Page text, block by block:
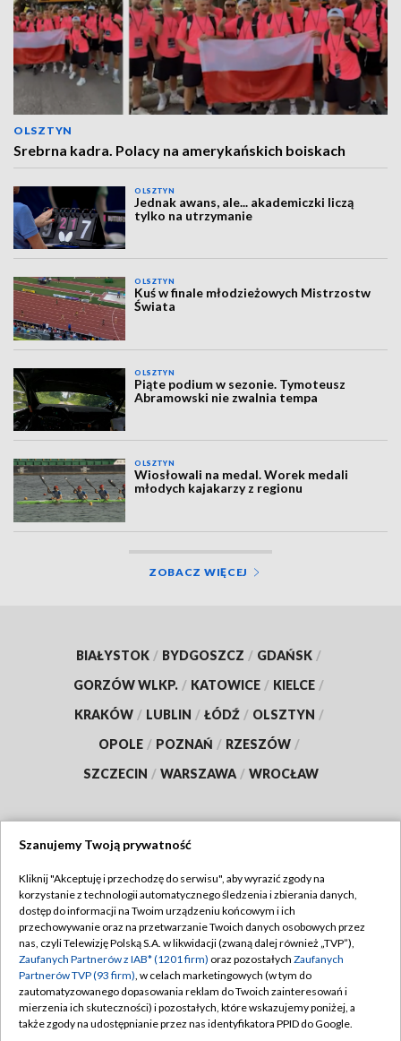
OLSZTYN
Srebrna kadra. Polacy na amerykańskich boiskach
OLSZTYN
Jednak awans, ale... akademiczki liczą
tylko na utrzymanie
OLSZTYN
Kuś w finale młodzieżowych Mistrzostw
Świata
OLSZTYN
Piąte podium w sezonie. Tymoteusz
Abramowski nie zwalnia tempa
OLSZTYN
Wiosłowali na medal. Worek medali
młodych kajakarzy z regionu
ZOBACZ WIĘCEJ
BIAŁYSTOK / BYDGOSZCZ / GDAŃSK /
GORZÓW WLKP. / KATOWICE / KIELCE /
KRAKÓW / LUBLIN / ŁÓDŹ / OLSZTYN /
OPOLE / POZNAŃ / RZESZÓW /
SZCZECIN / WARSZAWA / WROCŁAW
TVP
Abonament TVP
Emisja w TVP
Centrum informacji TVP
Naziemna Telewizja Cyfrowa
Regulamin TVP
Polityka prywatności
Moje zgody
Pomoc
Szanujemy Twoją prywatność
Kliknij "Akceptuję i przechodzę do serwisu", aby wyrazić zgody na
korzystanie z technologii automatycznego śledzenia i zbierania danych,
dostęp do informacji na Twoim urządzeniu końcowym i ich
przechowywanie oraz na przetwarzanie Twoich danych osobowych przez
nas, czyli Telewizję Polską S.A. w likwidacji (zwaną dalej również „TVP”),
Zaufanych Partnerów z IAB* (1201 firm) oraz pozostałych Zaufanych
Partnerów TVP (93 firm), w celach marketingowych (w tym do
zautomatyzowanego dopasowania reklam do Twoich zainteresowań i
mierzenia ich skuteczności) i pozostałych, które wskazujemy poniżej, a
także zgody na udostępnianie przez nas identyfikatora PPID do Google.